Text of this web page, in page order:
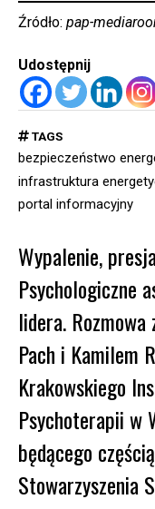
Źródło: pap-
Udostępnij
TAGS
bezpieczeństwo
infrastruktura
portal informacyjny
Wypalenie,
Psychologiczne
lidera. Rozmowa
Pach i Kamilem
Krakowskiego
Psychoterapii w
będącego częścią
Stowarzyszenia